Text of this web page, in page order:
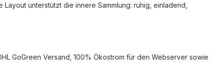
unterstützt die innere Sammlung: ruhig, einladend,
GoGreen Versand, 100% Ökostrom für den Webserver sowie